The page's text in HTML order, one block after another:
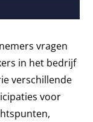
vragen
in het bedrijf
verschillende
voor